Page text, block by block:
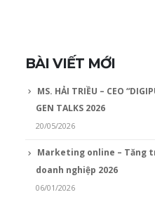
BÀI VIẾT MỚI
MS. HẢI TRIỀU – CEO
GEN TALKS 2026
20/05/2026
Marketing online – Tăng
doanh nghiệp 2026
06/01/2026